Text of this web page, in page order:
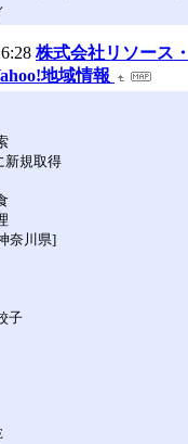
株式会社リソース
地域情報
新規取得
奈川県]
子